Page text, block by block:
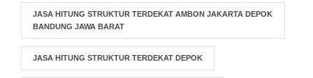
JASA HITUNG STRUKTUR TERDEKAT AMBON JAKARTA DEPOK
BANDUNG JAWA BARAT
JASA HITUNG STRUKTUR TERDEKAT DEPOK